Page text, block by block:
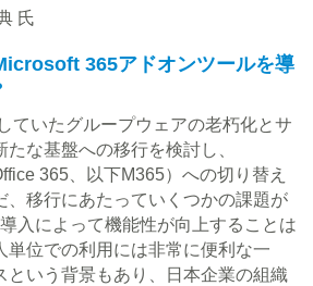
365アドオンツールを導
ていたグループウェアの老朽化とサ
な基盤への移行を検討し、
365、以下M365）への切り替え
、移行にあたっていくつかの課題が
入によって機能性が向上することは
単位での利用には非常に便利な一
という背景もあり、日本企業の組織
氏